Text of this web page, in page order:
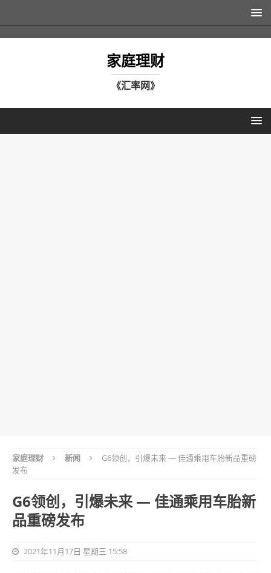
家庭理财
《汇率网》
家庭理财 新闻
G6领创，引爆未来 — 佳通乘用车胎新品重磅
发布
G6领创，引爆未来 — 佳通乘用车胎新
品重磅发布
2021年11月17日 星期三 15:58